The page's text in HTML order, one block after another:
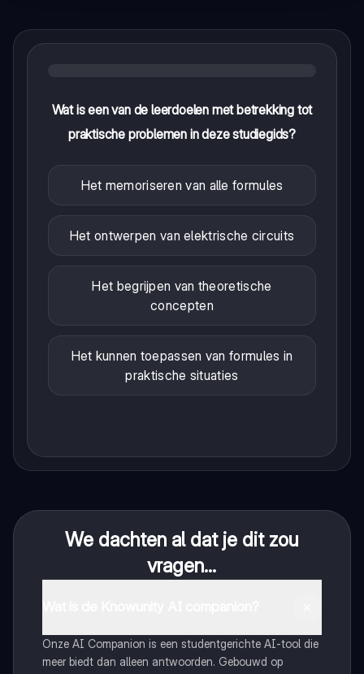
Wat is een van de leerdoelen met betrekking tot
praktische problemen in deze studiegids?
Het memoriseren van alle formules
Het ontwerpen van elektrische circuits
Het begrijpen van theoretische
concepten
Het kunnen toepassen van formules in
praktische situaties
We dachten al dat je dit zou
vragen...
Onze AI Companion is een studentgerichte AI-tool die
meer biedt dan alleen antwoorden. Gebouwd op